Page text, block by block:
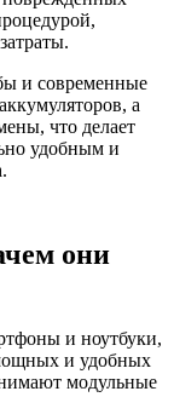
и современные
а
что делает
удобным и
они
и ноутбуки,
и удобных
модульные